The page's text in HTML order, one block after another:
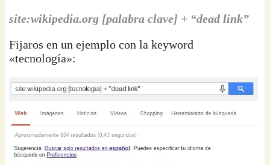
site:wikipedia.org [palabra clave] + “dead link”
Fijaros en un ejemplo con la keyword
«tecnología»: